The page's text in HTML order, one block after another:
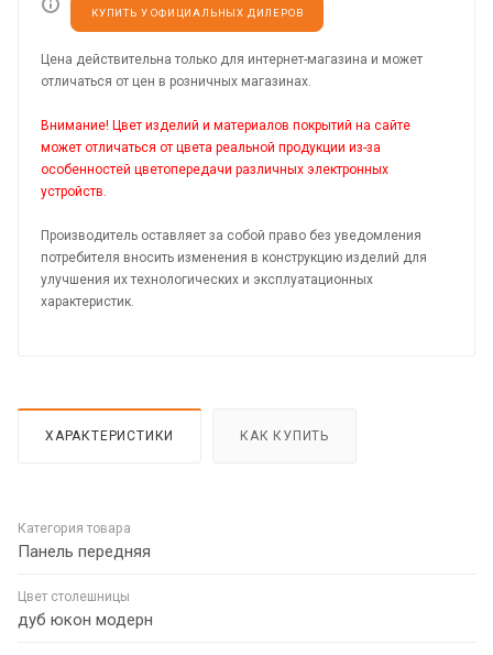
КУПИТЬ У ОФИЦИАЛЬНЫХ ДИЛЕРОВ
Цена действительна только для интернет-магазина и может
отличаться от цен в розничных магазинах.
Внимание! Цвет изделий и материалов покрытий на сайте
может отличаться от цвета реальной продукции из-за
особенностей цветопередачи различных электронных
устройств.
Производитель оставляет за собой право без уведомления
потребителя вносить изменения в конструкцию изделий для
улучшения их технологических и эксплуатационных
характеристик.
ХАРАКТЕРИСТИКИ КАК КУПИТЬ
Категория товара
Панель передняя
Цвет столешницы
дуб юкон модерн